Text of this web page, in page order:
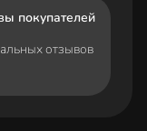
покупателей
отзывов